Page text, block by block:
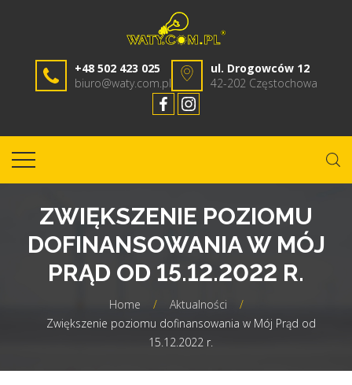
+48 502 423 025
biuro@waty.com.pl
ul. Drogowców 12
42-202 Częstochowa
ZWIĘKSZENIE POZIOMU
DOFINANSOWANIA W MÓJ
PRĄD OD 15.12.2022 R.
Home / Aktualności
/
Zwiększenie poziomu dofinansowania w Mój Prąd od
15.12.2022 r.